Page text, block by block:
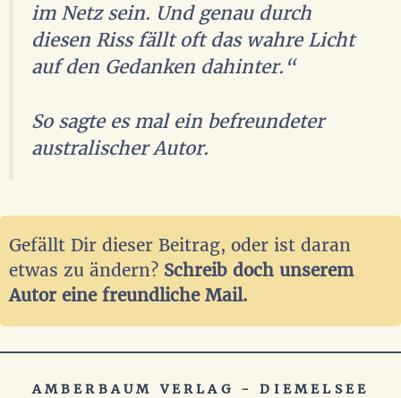
im Netz sein. Und genau durch
diesen Riss fällt oft das wahre Licht
auf den Gedanken dahinter.“
So sagte es mal ein befreundeter
australischer Autor.
Gefällt Dir dieser Beitrag, oder ist daran
etwas zu ändern? Schreib doch unserem
Autor eine freundliche Mail.
AMBERBAUM VERLAG - DIEMELSEE